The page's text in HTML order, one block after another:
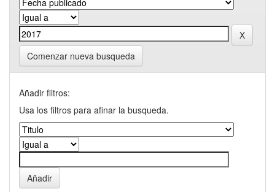
Comenzar nueva busqueda
Añadir filtros:
Usa los filtros para afinar la busqueda.